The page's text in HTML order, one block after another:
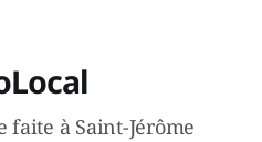
à Saint-Jérôme